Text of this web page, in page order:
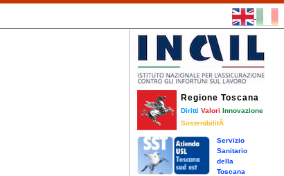
Regione Toscana
Diritti Valori Innovazione
SostenibilitÃ
Servizio
Sanitario
della
Toscana